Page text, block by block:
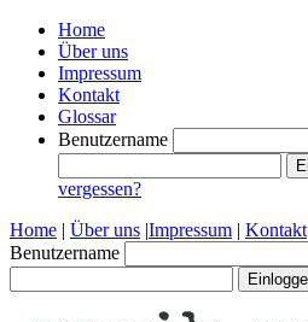
Home
Über uns
Impressum
Kontakt
Glossar
Benutzername
vergessen?
Home | Über uns |Impressum | Kontakt
Benutzername